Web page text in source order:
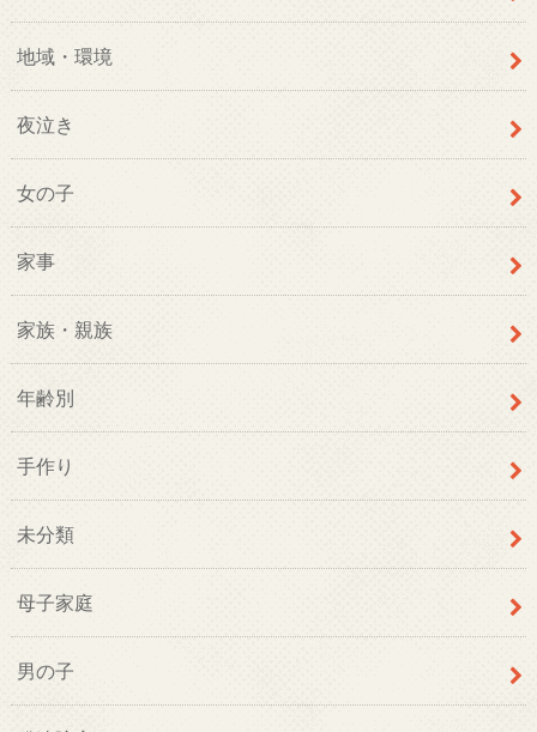
地域・環境
夜泣き
女の子
家事
家族・親族
年齢別
手作り
未分類
母子家庭
男の子